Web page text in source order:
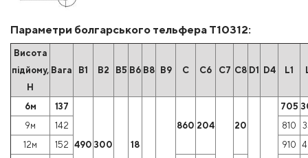
Параметри болгарського тельфера Т10312:
Висота
підйому,
Н
Вага B1 B2 B5 B6 B8 B9 C C6 C7 C8 D1 D4 L1
6м 137
490 300
18
860 204 20
705
9м
142 810
12м
152 910